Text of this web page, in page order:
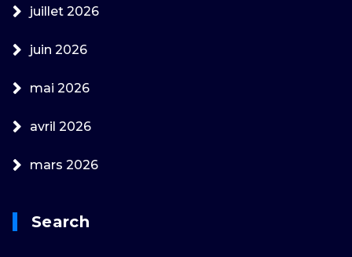
juillet 2026
juin 2026
mai 2026
avril 2026
mars 2026
Search